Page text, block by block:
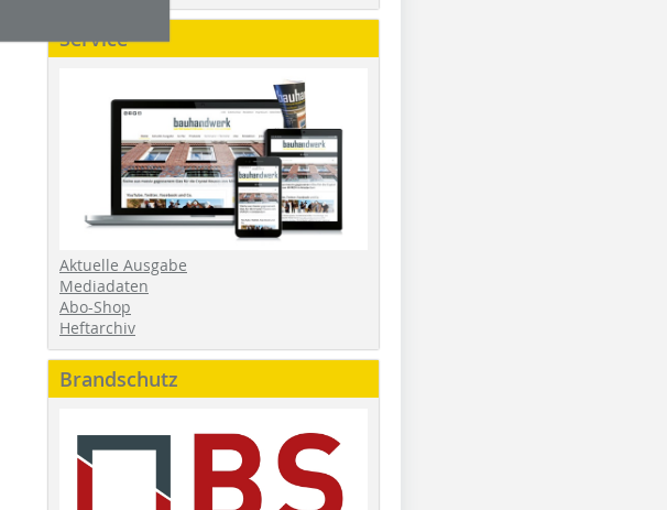
Service
Aktuelle Ausgabe
Mediadaten
Abo-Shop
Heftarchiv
Brandschutz